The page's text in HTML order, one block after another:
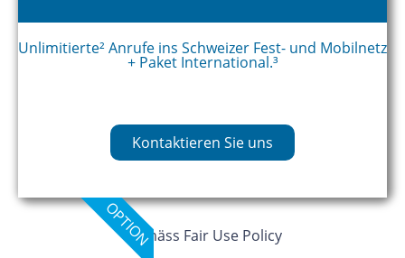
Unlimitierte² Anrufe ins Schweizer Fest- und Mobilnetz
+ Paket International.³
Kontaktieren Sie uns
OPTION
²gemäss Fair Use Policy